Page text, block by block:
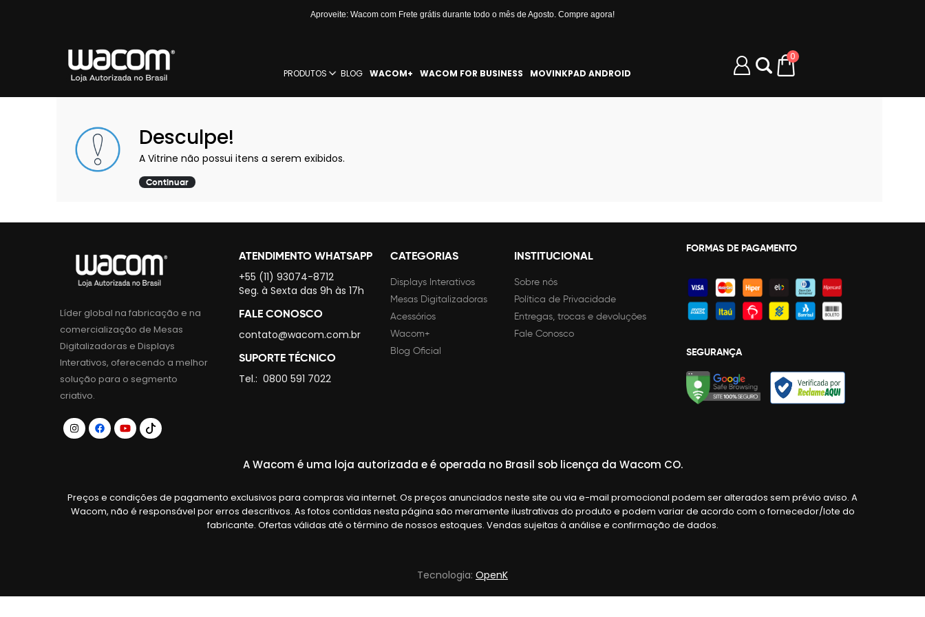
Aproveite: Wacom com Frete grátis durante todo o mês de Agosto. Compre agora!
PRODUTOS BLOG WACOM+ WACOM FOR BUSINESS MOVINKPAD ANDROID
0
Desculpe!
A Vitrine não possui itens a serem exibidos.
Continuar
Líder global na fabricação e na
comercialização de Mesas
Digitalizadoras e Displays
Interativos, oferecendo a melhor
solução para o segmento
criativo.
ATENDIMENTO WHATSAPP
+55 (11) 93074-8712
Seg. à Sexta das 9h às 17h
FALE CONOSCO
contato@wacom.com.br
SUPORTE TÉCNICO
Tel.: 0800 591 7022
CATEGORIAS
Displays Interativos
Mesas Digitalizadoras
Acessórios
Wacom+
Blog Oficial
INSTITUCIONAL
Sobre nós
Política de Privacidade
Entregas, trocas e devoluções
Fale Conosco
FORMAS DE PAGAMENTO
SEGURANÇA
A Wacom é uma loja autorizada e é operada no Brasil sob licença da Wacom CO.
Preços e condições de pagamento exclusivos para compras via internet. Os preços anunciados neste site ou via e-mail promocional podem ser alterados sem prévio aviso. A
Wacom, não é responsável por erros descritivos. As fotos contidas nesta página são meramente ilustrativas do produto e podem variar de acordo com o fornecedor/lote do
fabricante. Ofertas válidas até o término de nossos estoques. Vendas sujeitas à análise e confirmação de dados.
Tecnologia: OpenK